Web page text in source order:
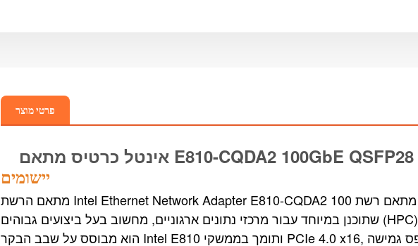
פרטי מוצר
אינטל כרטיס מתאם E810-CQDA2 100GbE
יישומים
מתאם הרשת Intel Ethernet Network Adapter E810-CQDA2 הוא מתאם רשת 100GbE בעל שני יציאות,
שתוכנן במיוחד עבור מרכזי נתונים ארגוניים, מחשוב בעל ביצועים גבוהים (HPC) וסביבות וירטואליזציה.
הוא מבוסס על שבב הבקר Intel E810 ותומך בממשקי PCIe 4.0 x16, ומספק תצורת רוחב פס גמישה